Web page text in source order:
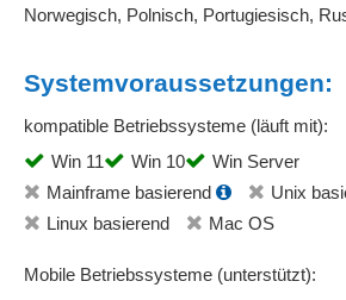
Norwegisch, Polnisch, Portugiesisch,
Systemvoraussetzungen:
kompatible Betriebssysteme (läuft mit):
Win 11
Win 10
Win Server
Mainframe basierend
Unix
Linux basierend
Mac OS
Mobile Betriebssysteme (unterstützt):